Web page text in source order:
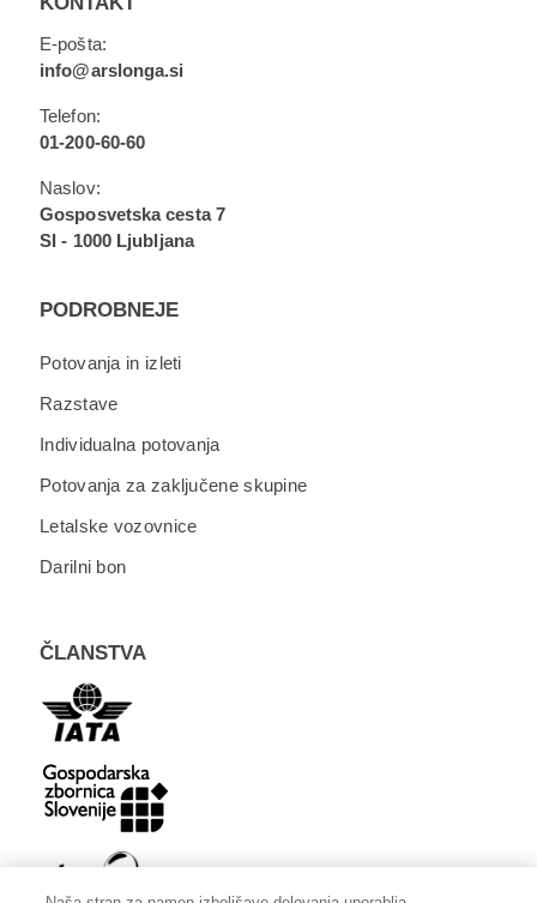
E-pošta:
info@arslonga.si
Telefon:
01-200-60-60
Naslov:
Gosposvetska cesta 7
SI - 1000 Ljubljana
PODROBNEJE
Potovanja in izleti
Razstave
Individualna potovanja
Potovanja za zaključene skupine
Letalske vozovnice
Darilni bon
ČLANSTVA